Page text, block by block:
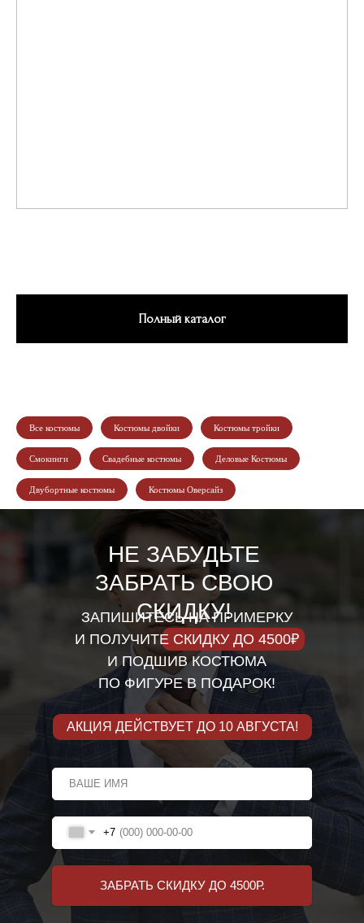
Полный каталог
Все костюмы Костюмы двойки Костюмы тройки
Смокинги Свадебные костюмы Деловые Костюмы
Двубортные костюмы Костюмы Оверсайз
НЕ ЗАБУДЬТЕ
ЗАБРАТЬ СВОЮ
СКИДКУ!
ЗАПИШИТЕСЬ НА ПРИМЕРКУ
И ПОЛУЧИТЕ СКИДКУ ДО 4500₽
И ПОДШИВ КОСТЮМА
ПО ФИГУРЕ В ПОДАРОК!
АКЦИЯ ДЕЙСТВУЕТ ДО 10 АВГУСТА!
+7
ЗАБРАТЬ СКИДКУ ДО 4500Р.